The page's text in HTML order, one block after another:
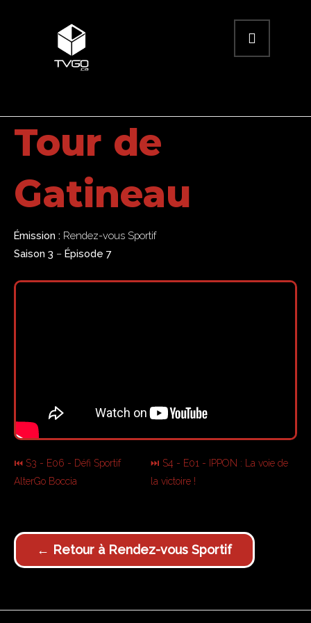
Tour de
Gatineau
Émission : Rendez-vous Sportif
Saison 3 – Épisode 7
⏮ S3 - E06 - Défi Sportif
AlterGo Boccia
⏭ S4 - E01 - IPPON : La voie de
la victoire !
← Retour à Rendez-vous Sportif